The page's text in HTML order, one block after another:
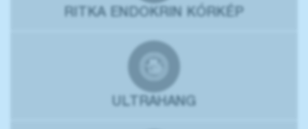
RITKA ENDOKRIN KÓRKÉP
ULTRAHANG